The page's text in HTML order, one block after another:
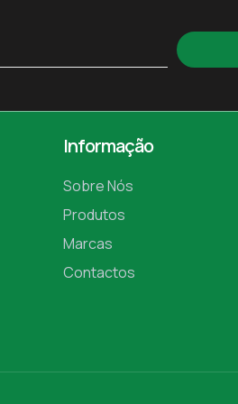
Informação
Sobre Nós
Produtos
Marcas
Contactos